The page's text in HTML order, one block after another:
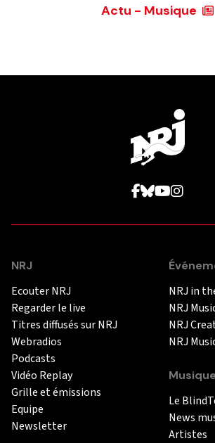
Actu - Musique
NRJ
Ecouter NRJ
Regarder le live
Titres diffusés sur NRJ
Webradios
Podcasts
Vidéo Replay
Grille et émissions
Equipe
Newsletter
NRJ in
NRJ
NRJ
NRJ
Musique
Le
News
Artistes